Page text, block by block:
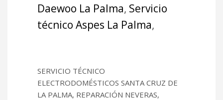
Daewoo La Palma, Servicio
técnico Aspes La Palma,
SERVICIO TÉCNICO
ELECTRODOMÉSTICOS SANTA CRUZ DE
LA PALMA, REPARACIÓN NEVERAS,